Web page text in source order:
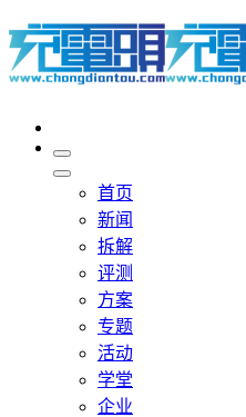
首页
新闻
拆解
评测
方案
专题
活动
学堂
企业